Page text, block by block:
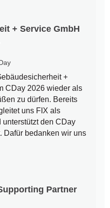
+ Service GmbH
+
CDay 2026 wieder als
zu dürfen. Bereits
uns FIX als
den CDay
Dafür bedanken wir uns
Partner